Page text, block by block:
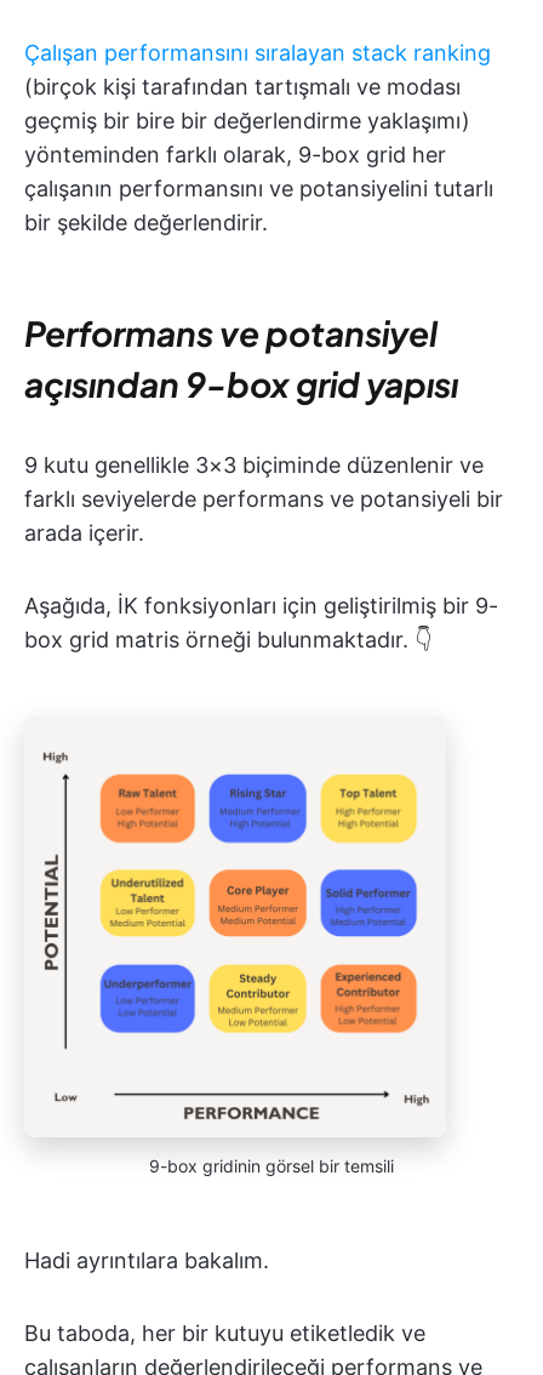
Çalışan performansını sıralayan stack ranking
(birçok kişi tarafından tartışmalı ve modası
geçmiş bir bire bir değerlendirme yaklaşımı)
yönteminden farklı olarak, 9-box grid her
çalışanın performansını ve potansiyelini tutarlı
bir şekilde değerlendirir.
Performans ve potansiyel
açısından 9-box grid yapısı
9 kutu genellikle 3×3 biçiminde düzenlenir ve
farklı seviyelerde performans ve potansiyeli bir
arada içerir.
Aşağıda, İK fonksiyonları için geliştirilmiş bir 9-
box grid matris örneği bulunmaktadır. 👇
9-box gridinin görsel bir temsili
Hadi ayrıntılara bakalım.
Bu taboda, her bir kutuyu etiketledik ve
çalışanların değerlendirileceği performans ve